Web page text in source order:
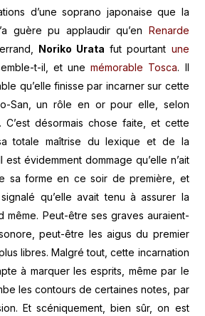
d’une soprano japonaise que la
guère pu applaudir qu’en Renarde
Noriko Urata fut pourtant une
t-il, et unemémorable Tosca. Il
qu’elle finisse par incarner sur cette
San, un rôle en or pour elle, selon
C’est désormais chose faite, et cette
totale maîtrise du lexique et de la
évidemment dommage qu’elle n’ait
sa forme en ce soir de première, et
qu’elle avait tenu à assurer la
même. Peut-être ses graves auraient-
peut-être les aigus du premier
libres. Malgré tout, cette incarnation
à marquer les esprits, même par le
les contours de certaines notes, par
Et scéniquement, bien sûr, on est